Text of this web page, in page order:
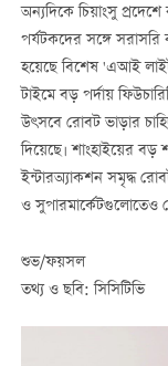
অন্যদিকে চিয়াংসু
পর্যটকদের সঙ্গে
হয়েছে বিশেষ 'এআই
টাইমে বড় পর্দায়
উৎসবে রোবট ভাড়ার
দিয়েছে। শাংহাইয়ের
ইন্টারঅ্যাকশন সমৃদ্ধ
ও সুপারমার্কেটগুলোতেও
শুভ/ফয়সল
তথ্য ও ছবি: সিসিটিভি